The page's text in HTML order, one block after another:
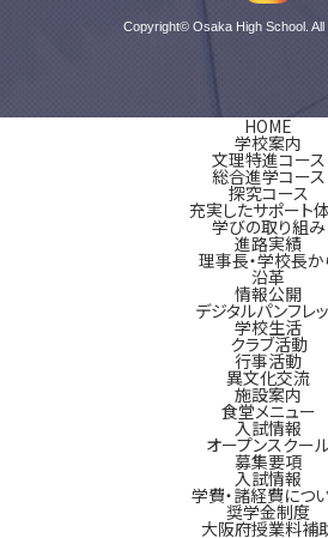
Copyright© Osaka High School. All
HOME
学校案内
文理特進コース
総合進学コース
探究コース
充実したサポート
学びの取り組み
進路実績
理事長・学校長か
沿革
情報公開
デジタルパンフレ
学校生活
クラブ活動
行事活動
異文化交流
施設案内
食堂メニュー
入試情報
オープンスクー
募集要項
入試情報
学費・諸経費につ
奨学金制度
大阪府授業料補